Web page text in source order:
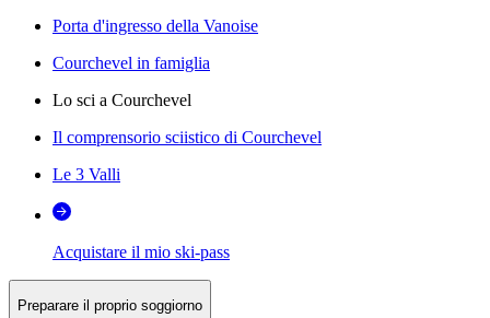
Porta d'ingresso della Vanoise
Courchevel in famiglia
Lo sci a Courchevel
Il comprensorio sciistico di Courchevel
Le 3 Valli
Acquistare il mio ski-pass
Preparare il proprio soggiorno